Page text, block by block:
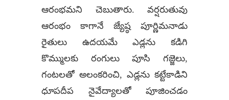
ఆరంభమని చెబుతారు. వర్షరుతువు
ఆరంభం కాగానే జ్యేష్ఠ పూర్ణిమనాడు
రైతులు ఉదయమే ఎడ్లను కడిగి
కొమ్ములకు రంగులు పూసి గజ్జెలు,
గంటలతో అలంకరించి, ఎడ్లను కట్టేకాడిని
ధూపదీప నైవేద్యాలతో పూజించడం